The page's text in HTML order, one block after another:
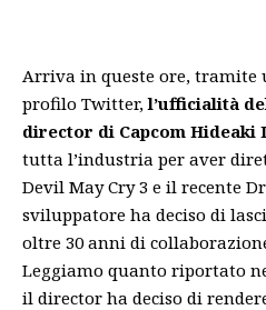
Arriva in queste ore, tramite
profilo Twitter,l’ufficialità
director di Capcom Hideaki
tutta l’industria per aver
Devil May Cry 3 e il recente
sviluppatore ha deciso di
oltre 30 anni di
Leggiamo quanto riportato
il director ha deciso di